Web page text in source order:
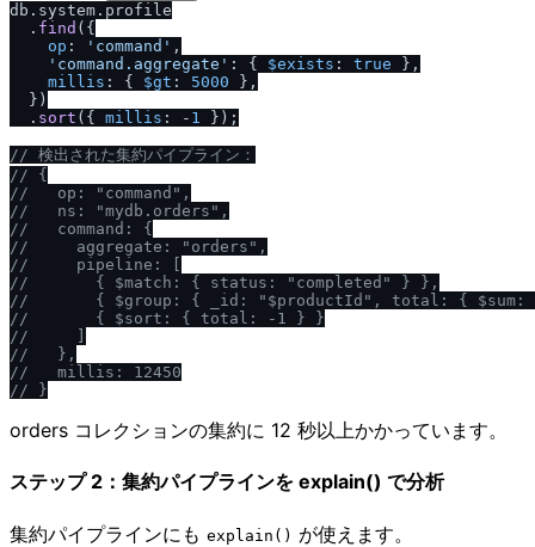
db. system . profile
  .
find ({
op : 'command' ,
'command.aggregate' : { $exists : true },
millis : { $gt : 5000 },
  })
  .
sort ({ millis : - 1 });
// 検出された集約パイプライン：
// {
//
   op: "command",
//
   ns: "mydb.orders",
//
   command: {
//
     aggregate: "orders",
//
     pipeline: [
//
       { $match: { status: "completed" } },
//
{ $group: { _id: "$productId", total: { $sum:
//
       { $sort: { total: -1 } }
//
//
   },
//
   millis: 12450
// }
orders コレクションの集約に 12 秒以上かかっています。
ステップ 2：集約パイプラインを explain() で分析
集約パイプラインにも explain() が使えます。